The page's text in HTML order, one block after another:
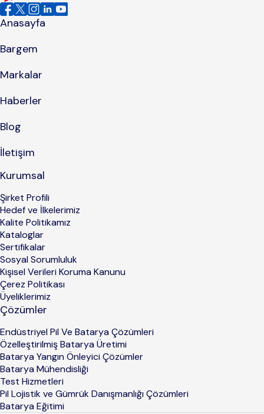
Anasayfa
Bargem
Markalar
Haberler
Blog
İletişim
Kurumsal
Şirket Profili
Hedef ve İlkelerimiz
Kalite Politikamız
Kataloglar
Sertifikalar
Sosyal Sorumluluk
Kişisel Verileri Koruma Kanunu
Çerez Politikası
Üyeliklerimiz
Çözümler
Endüstriyel Pil Ve Batarya Çözümleri
Özelleştirilmiş Batarya Üretimi
Batarya Yangın Önleyici Çözümler
Batarya Mühendisliği
Test Hizmetleri
Pil Lojistik ve Gümrük Danışmanlığı Çözümleri
Batarya Eğitimi